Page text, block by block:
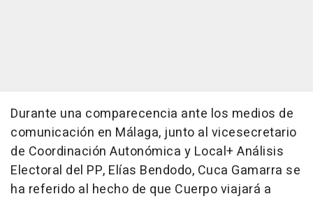
Durante una comparecencia ante los medios de
comunicación en Málaga, junto al vicesecretario
de Coordinación Autonómica y Local+ Análisis
Electoral del PP, Elías Bendodo, Cuca Gamarra se
ha referido al hecho de que Cuerpo viajará a